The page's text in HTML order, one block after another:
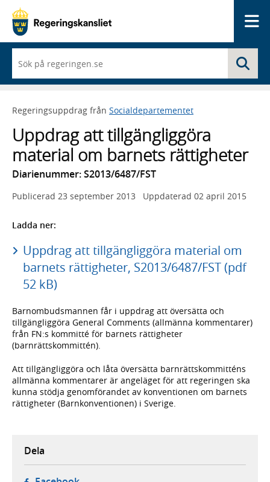
du
börjar
skriva
framträder
lista
med
sökförslag
Regeringsuppdrag från Socialdepartementet
Uppdrag att tillgängliggöra
material om barnets rättigheter
Diarienummer: S2013/6487/FST
Publicerad 23 september 2013 Uppdaterad 02 april 2015
Ladda ner:
Uppdrag att tillgängliggöra material om
barnets rättigheter, S2013/6487/FST (pdf
52 kB)
Barnombudsmannen får i uppdrag att översätta och
tillgängliggöra General Comments (allmänna kommentarer)
från FN:s kommitté för barnets rättigheter
(barnrättskommittén).
Att tillgängliggöra och låta översätta barnrättskommitténs
allmänna kommentarer är angeläget för att regeringen ska
kunna stödja genomförandet av konventionen om barnets
rättigheter (Barnkonventionen) i Sverige.
Dela